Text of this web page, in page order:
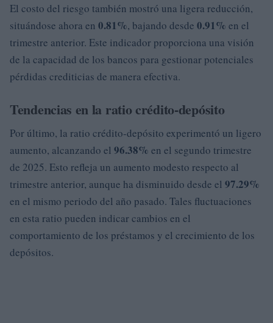
El costo del riesgo también mostró una ligera reducción,
situándose ahora en 0.81%, bajando desde 0.91% en el
trimestre anterior. Este indicador proporciona una visión
de la capacidad de los bancos para gestionar potenciales
pérdidas crediticias de manera efectiva.
Tendencias en la ratio crédito-depósito
Por último, la ratio crédito-depósito experimentó un ligero
aumento, alcanzando el 96.38% en el segundo trimestre
de 2025. Esto refleja un aumento modesto respecto al
trimestre anterior, aunque ha disminuido desde el 97.29%
en el mismo periodo del año pasado. Tales fluctuaciones
en esta ratio pueden indicar cambios en el
comportamiento de los préstamos y el crecimiento de los
depósitos.